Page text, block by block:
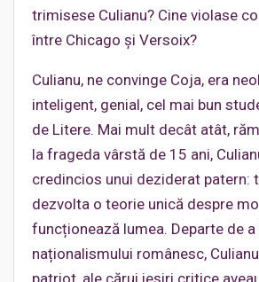
trimisese Culianu? Cine violase
între Chicago și Versoix?
Culianu, ne convinge Coja, era
inteligent, genial, cel mai bun
de Litere. Mai mult decât atât,
la frageda vârstă de 15 ani,
credincios unui deziderat patern:
dezvolta o teorie unică despre
funcționează lumea. Departe de
naționalismului românesc,
patriot, ale cărui ieșiri critice